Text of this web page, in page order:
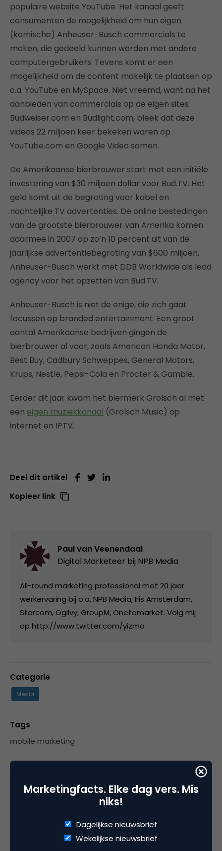
populaire website YouTube. Het kanaal geeft
consumenten de mogelijkheid om hun eigen
(komische) Anheuser-Busch commercials te
maken, die gedeeld kunnen worden met andere
computergebruikers. Tevens komt er een
mogelijkheid om de content makelijk te plaatsen op
o.a. YouTube en MySpace. Niet vreemd, want na het
aanbieden van commercials op de eigen sites
Budweiser.com en Budlight.com, bleek dat deze
videos 22 miljoen keer bekeken waren op
YouTube.com en Google Video samen.
De Amerikaanse bierbrouwer start met een initiële
investering van $30 miljoen dollar voor Bud.TV. Het
geld komt uit de begroting voor kabel en
nachtelijke TV advertenties. De online bestedingen
van de grootste bierbrouwer van Amerika komen
daarmee in 2007 op zo’n 10 percent uit van de
jaarlijkse advertentiebegroting van $600 miljoen.
Anheuser-Busch werkt met DDB Worldwide als lead
agency voor het opzetten van Bud.TV.
Anheuser-Busch is niet de enige, die zich gaat
focussen op branded entertainment. Een groot
aantal Amerikaanse bedrijven gingen de
bierbrouwer al voor, zoals American Honda Motor,
Best Buy, Cadbury Schweppes, General Motors,
Krups, Nestle, Pepsi-Cola en Procter & Gamble.
Eerder dit jaar kwam het biermerk Grolsch al met
een eigen muziekkanaal (Grolsch Music) op
internet en IPTV.
Deel dit artikel
Kopieer link
Paul van Veenendaal
Digital Marketeer bij NPB Media
All-round marketing professional met 20 jaar
werkervaring bij o.a. NPB Media, Iris Amsterdam,
Starcom, Ogilvy, GroupM, Onetomarket. Volg mij
op http://www.twitter.com/yizmo
Categorie
Media
Tags
mobile marketing
2 Reacties
media
Marketingfacts. Elke dag vers. Mis
niks!
Dagelijkse nieuwsbrief
Wekelijkse nieuwsbrief